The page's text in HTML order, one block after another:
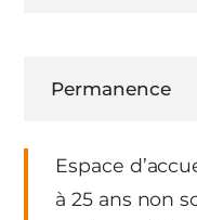
Espace
à 25 ans non
Permanence